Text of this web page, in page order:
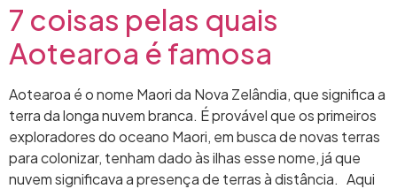
7 coisas pelas quais
Aotearoa é famosa
Aotearoa é o nome Maori da Nova Zelândia, que significa a
terra da longa nuvem branca. É provável que os primeiros
exploradores do oceano Maori, em busca de novas terras
para colonizar, tenham dado às ilhas esse nome, já que
nuvem significava a presença de terras à distância. Aqui